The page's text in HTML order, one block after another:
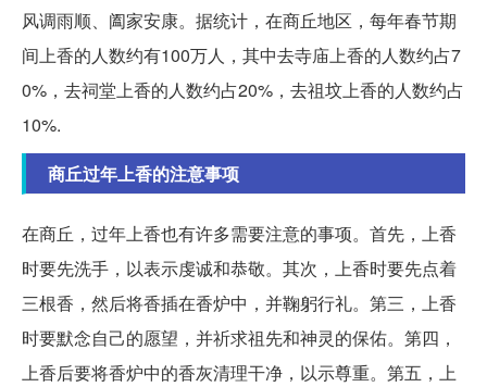
风调雨顺、阖家安康。据统计，在商丘地区，每年春节期
间上香的人数约有100万人，其中去寺庙上香的人数约占7
0%，去祠堂上香的人数约占20%，去祖坟上香的人数约占
10%.
商丘过年上香的注意事项
在商丘，过年上香也有许多需要注意的事项。首先，上香
时要先洗手，以表示虔诚和恭敬。其次，上香时要先点着
三根香，然后将香插在香炉中，并鞠躬行礼。第三，上香
时要默念自己的愿望，并祈求祖先和神灵的保佑。第四，
上香后要将香炉中的香灰清理干净，以示尊重。第五，上